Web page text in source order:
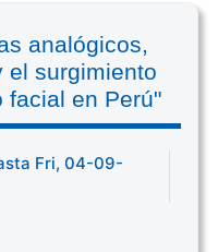
analógicos,
el surgimiento
facial en Perú"
Fri, 04-09-